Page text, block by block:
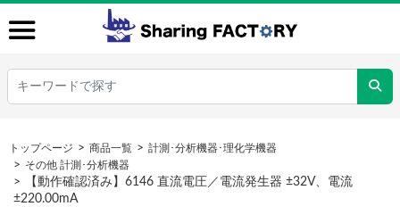
トップページ 商品一覧
計測･分析機器･理化学機器
その他 計測･分析機器
【動作確認済み】6146 直流電圧／電流発生器 ±32V、電流
±220.00mA